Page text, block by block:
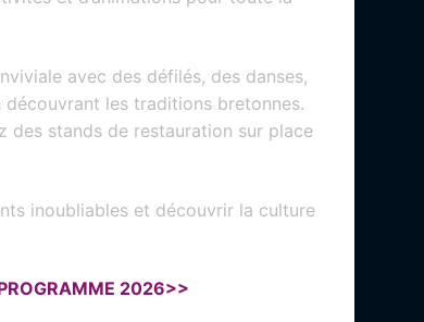
avec des défilés, des danses,
les traditions bretonnes.
des stands de restauration sur place
inoubliables et découvrir la culture
2026>>